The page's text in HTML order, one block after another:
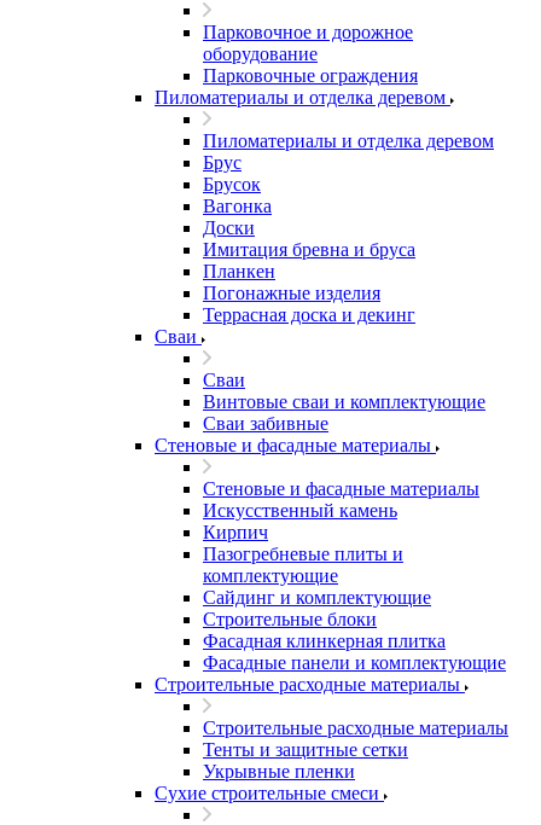
Парковочное и дорожное
оборудование
Парковочные ограждения
Пиломатериалы и отделка деревом
Пиломатериалы и отделка деревом
Брус
Брусок
Вагонка
Доски
Имитация бревна и бруса
Планкен
Погонажные изделия
Террасная доска и декинг
Сваи
Сваи
Винтовые сваи и комплектующие
Сваи забивные
Стеновые и фасадные материалы
Стеновые и фасадные материалы
Искусственный камень
Кирпич
Пазогребневые плиты и
комплектующие
Сайдинг и комплектующие
Строительные блоки
Фасадная клинкерная плитка
Фасадные панели и комплектующие
Строительные расходные материалы
Строительные расходные материалы
Тенты и защитные сетки
Укрывные пленки
Сухие строительные смеси